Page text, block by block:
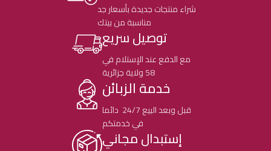
شراء منتجات جديدة بأسعار جد
مناسبة من بيتك
توصيل سريع
مع الدفع عند الإستلام في
58 ولاية جزائرية
خدمة الزبائن
قبل وبعد البيع 24/7 دائما
في خدمتكم
إستبدال مجاني